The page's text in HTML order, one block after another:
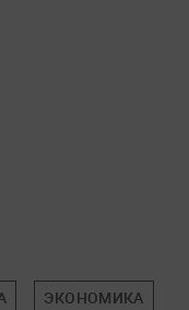
ЭКОНОМИКА